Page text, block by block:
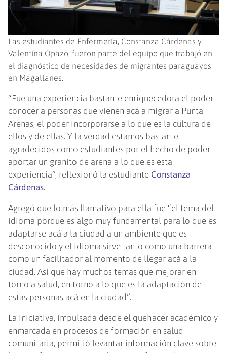
Las estudiantes de Enfermería, Constanza Cárdenas y
Valentina Opazo, fueron parte del equipo que trabajó en
el diagnóstico de necesidades de migrantes paraguayos
en Magallanes.
“Fue una experiencia bastante enriquecedora el poder
conocer a personas que vienen acá a migrar a Punta
Arenas, el poder incorporarse a lo que es la cultura de
ellos y de ellas. Y la verdad estamos bastante
agradecidos como estudiantes por el hecho de poder
aportar un granito de arena a lo que es esta
experiencia”, reflexionó la estudiante Constanza
Cárdenas.
Agregó que lo más llamativo para ella fue “el tema del
idioma porque es algo muy fundamental para lo que es
adaptarse acá a la ciudad a un ambiente que es
desconocido y el idioma sirve tanto como una barrera
como un facilitador al momento de llegar acá a la
ciudad. Así que hay muchos temas que mejorar en
torno a salud, en torno a lo que es la adaptación de
estas personas acá en la ciudad”.
La iniciativa, impulsada desde el quehacer académico y
enmarcada en procesos de formación en salud
comunitaria, permitió levantar información clave sobre